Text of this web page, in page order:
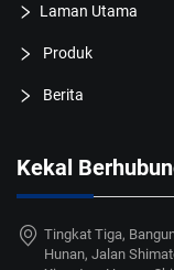
Laman Utama
Produk
Berita
Kekal
Tingkat Tiga,
Hunan, Jalan